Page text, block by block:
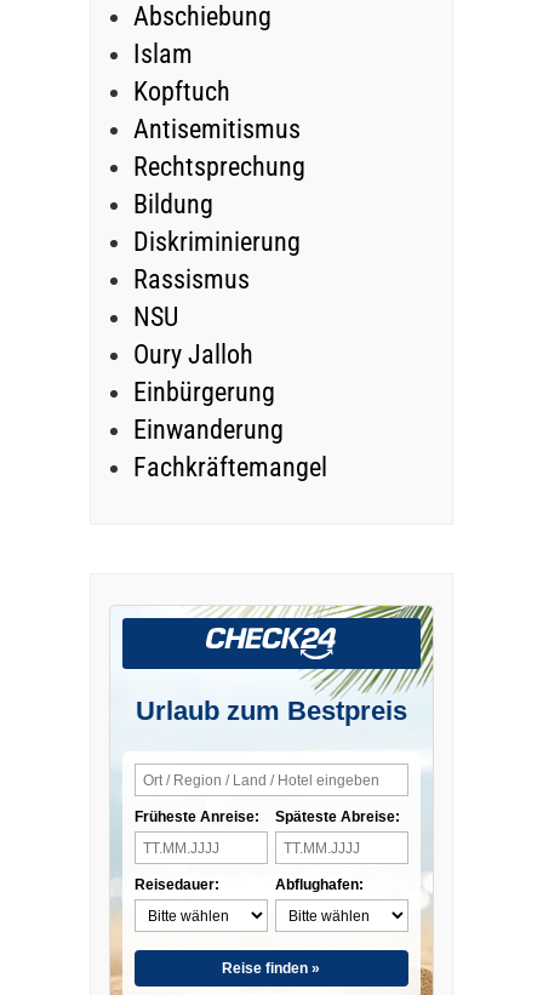
Abschiebung
Islam
Kopftuch
Antisemitismus
Rechtsprechung
Bildung
Diskriminierung
Rassismus
NSU
Oury Jalloh
Einbürgerung
Einwanderung
Fachkräftemangel
Urlaub zum Bestpreis
Früheste Anreise:
Reisedauer:
Späteste Abreise:
Abflughafen:
Reise finden »